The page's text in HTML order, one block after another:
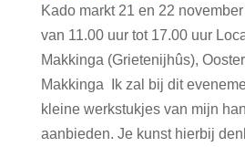
Kado markt 21 en 22
van 11.00 uur tot 17.00 uur
Makkinga (Grietenijhûs),
Makkinga Ik zal bij dit
kleine werkstukjes van mijn
aanbieden. Je kunst hierbij